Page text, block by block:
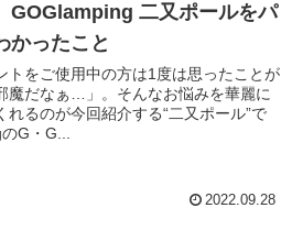
GOGlamping 二又ポールをパ
かったこと
トをご使用中の方は1度は思ったことが
魔だなぁ…」。そんなお悩みを華麗に
るのが今回紹介する“二又ポール”で
G・G...
2022.09.28